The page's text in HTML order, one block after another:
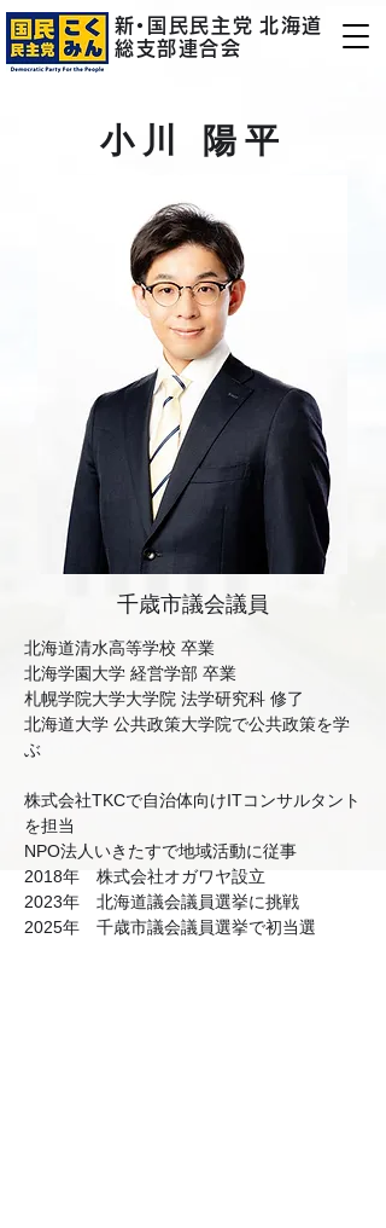
新・ 国民民主 党 北海道
総支部連合会
小川 陽平
千歳市議会議員
北海道清水高等学校 卒業
北海学園大学 経営学部 卒業
札幌学院大学大学院 法学研究科 修了
北海道大学 公共政策大学院で公共政策を学
ぶ
株式会社TKCで自治体向けITコンサルタント
を担当
NPO法人いきたすで地域活動に従事
2018年　株式会社オガワヤ設立
2023年　北海道議会議員選挙に挑戦
2025年　千歳市議会議員選挙で初当選